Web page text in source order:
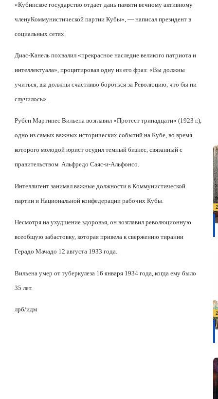
«Кубинское государство отдает дань памяти вечному активному
членуКоммунистической партии Кубы», — написал президент в
социальных сетях.
Диас-Канель похвалил «прекрасное наследие великого патриота и
интеллектуала», процитировав одну из его фраз: «Вы должны
учиться, вы должны счастливо бороться за Революцию, что бы ни
случилось».
Рубен Мартинес Вильена возглавил «Протест тринадцати» (1923 г.),
одно из самых важных исторических событий на Кубе, во время
которого молодой юрист осудил темный бизнес, связанный с
правительством Альфредо Саяс-и-Альфонсо.
Интеллигент занимал важные должности в Коммунистической
партии и Национальной конфедерации рабочих Кубы.
Несмотря на ухудшение здоровья, он возглавил революционную
всеобщую забастовку, которая привела к свержению тирании
Герадо Мачадо 12 августа 1933 года.
Вильена умер от туберкулеза 16 января 1934 года, когда ему было
35 лет.
лрб/идм